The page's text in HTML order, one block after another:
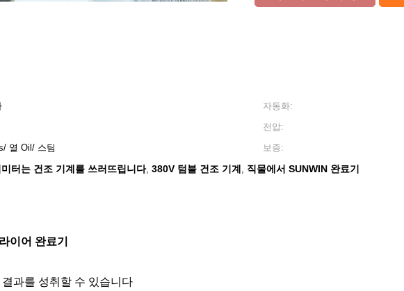
자동화:
전압:
열 Oil/ 스팀 보증:
터는 건조 기계를 쓰러뜨립니다, 380V 텀블 건조 기계 , 직물에서 SUNWIN 완료기
이어 완료기
과를 성취할 수 있습니다